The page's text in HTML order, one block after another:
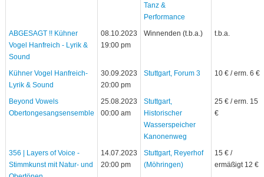
Tanz &
Performance
ABGESAGT !! Kühner
Vogel Hanfreich - Lyrik &
Sound
08.10.2023
19:00 pm
Winnenden (t.b.a.) t.b.a.
Kühner Vogel Hanfreich-
Lyrik & Sound
30.09.2023
20:00 pm
Stuttgart, Forum 3 10 € / erm. 6 €
Beyond Vowels
Obertongesangsensemble
25.08.2023
00:00 am
Stuttgart,
Historischer
Wasserspeicher
Kanonenweg
25 € / erm. 15
€
356 | Layers of Voice -
Stimmkunst mit Natur- und
14.07.2023
20:00 pm
Stuttgart, Reyerhof
(Möhringen)
15 € /
ermäßigt 12 €